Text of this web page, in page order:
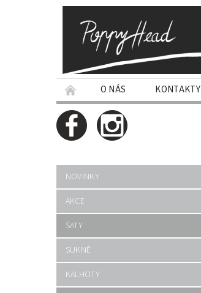
O NÁS KONTAKTY
NOVINKY
AKCE
ŠATY
SUKNĚ
KALHOTY